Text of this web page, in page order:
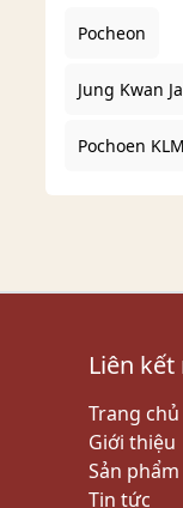
Pocheon
Jung Kwan
Pochoen KLM
Liên kết
Trang chủ
Giới thiệu
Sản phẩm
Tin tức